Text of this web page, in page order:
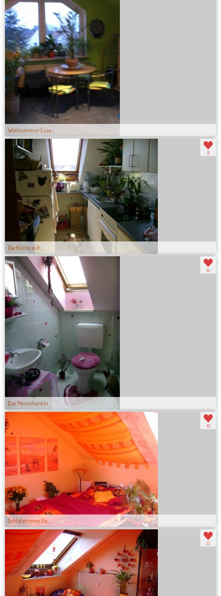
Wohnzimmer Esse...
Die Küche in ih...
8
Das Menschenklo
14
Schlafzimmer Be...
10
12